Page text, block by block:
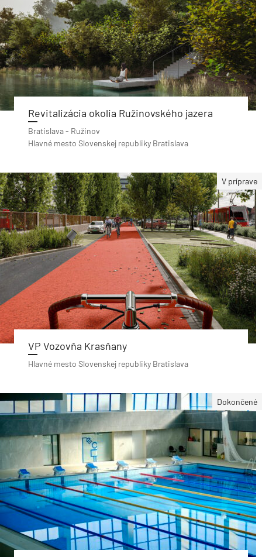
Revitalizácia okolia Ružinovského jazera
Bratislava - Ružinov
Hlavné mesto Slovenskej republiky Bratislava
V príprave
VP Vozovňa Krasňany
Hlavné mesto Slovenskej republiky Bratislava
Dokončené